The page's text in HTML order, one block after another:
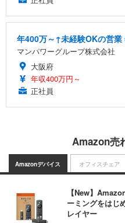
年400万～↑未経験OKの営業
マンパワーグループ株式会社
大阪府
年収400万円～
正社員
Amazon売
Amazonデバイス
【New】
ーミングをはじ
レイヤー
オフィスチェア